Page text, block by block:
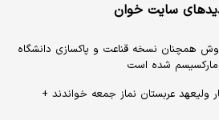
سایت خوان
همچنان نسخه قناعت و پاکسازی دانشگاه
شده است
ولیعهد عربستان نماز جمعه خواندند +